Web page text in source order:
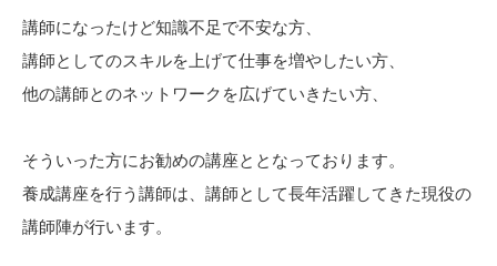
講師になったけど知識不足で不安な方、
講師としてのスキルを上げて仕事を増やしたい方、
他の講師とのネットワークを広げていきたい方、
そういった方にお勧めの講座ととなっております。
養成講座を行う講師は、講師として長年活躍してきた現役の
講師陣が行います。